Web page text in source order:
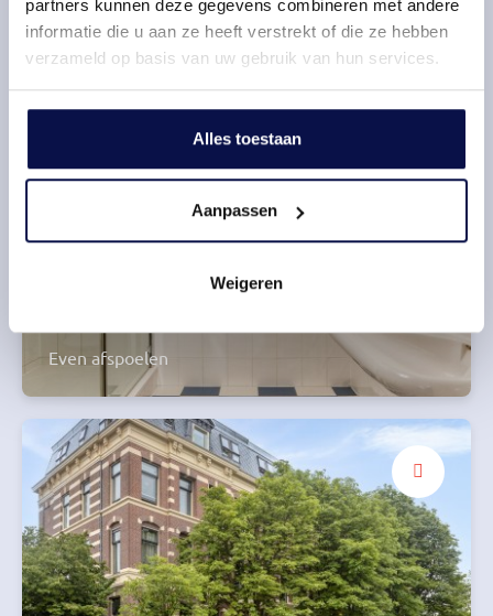
partners kunnen deze gegevens combineren met andere
informatie die u aan ze heeft verstrekt of die ze hebben
verzameld op basis van uw gebruik van hun services.
Alles toestaan
Aanpassen
Weigeren
Toegang tot het balkon
Even afspoelen